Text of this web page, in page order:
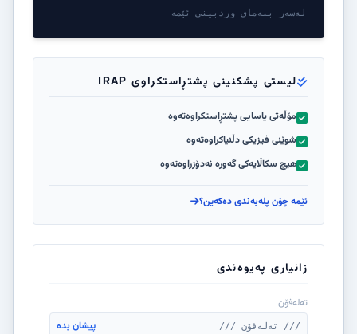
لەسەر بنەمای وردبینی ئێمە
لیستی پشکنینی پشتڕاستکراوی IRAP
مۆڵەتی یاسایی پشتڕاستکراوەتەوە
شوێنی فیزیکی دڵنیاکراوەتەوە
هیچ سکاڵایەکی گەورە نەدۆزراوەتەوە
ئێمە چۆن پلەبەندی دەکەین؟
زانیاری پەیوەندی
تەلەفۆن
/// تەلەفۆن /// پیشان بدە